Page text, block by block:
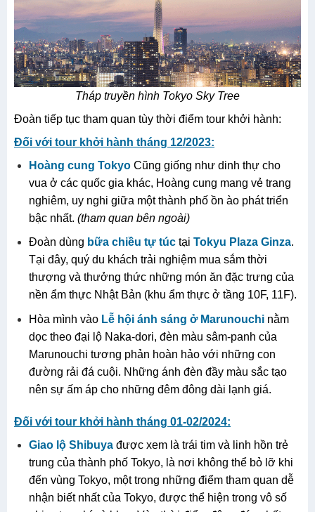
Tháp truyền hình Tokyo Sky Tree
Đoàn tiếp tục tham quan tùy thời điểm tour khởi hành:
Đối với tour khởi hành tháng 12/2023:
Hoàng cung TokyoCũng giống như dinh thự cho
vua ở các quốc gia khác, Hoàng cung mang vẻ trang
nghiêm, uy nghi giữa một thành phố ồn ào phát triển
bậc nhất. (tham quan bên ngoài)
Đoàn dùng bữa chiều tự túctại Tokyu Plaza Ginza.
Tại đây, quý du khách trải nghiệm mua sắm thời
thượng và thưởng thức những món ăn đặc trưng của
nền ẩm thực Nhật Bản (khu ẩm thực ở tầng 10F, 11F).
Hòa mình vào Lễ hội ánh sáng ở Marunouchinằm
dọc theo đại lộ Naka-dori, đèn màu sâm-panh của
Marunouchi tương phản hoàn hảo với những con
đường rải đá cuội. Những ánh đèn đầy màu sắc tạo
nên sự ấm áp cho những đêm đông dài lạnh giá.
Đối với tour khởi hành tháng 01-02/2024:
Giao lộ Shibuyađược xem là trái tim và linh hồn trẻ
trung của thành phố Tokyo, là nơi không thể bỏ lỡ khi
đến vùng Tokyo, một trong những điểm tham quan dễ
nhận biết nhất của Tokyo, được thể hiện trong vô số